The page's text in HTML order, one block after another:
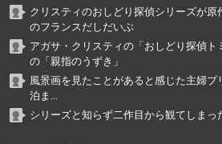
クリスティのおしどり探偵シリーズが
のフランスだしだいぶ
アガサ・クリスティの「おしどり探偵ト
の「親指のうずき」
風景画を見たことがあると感じた主婦プ
泊ま...
シリーズと知らず二作目から観てしまっ